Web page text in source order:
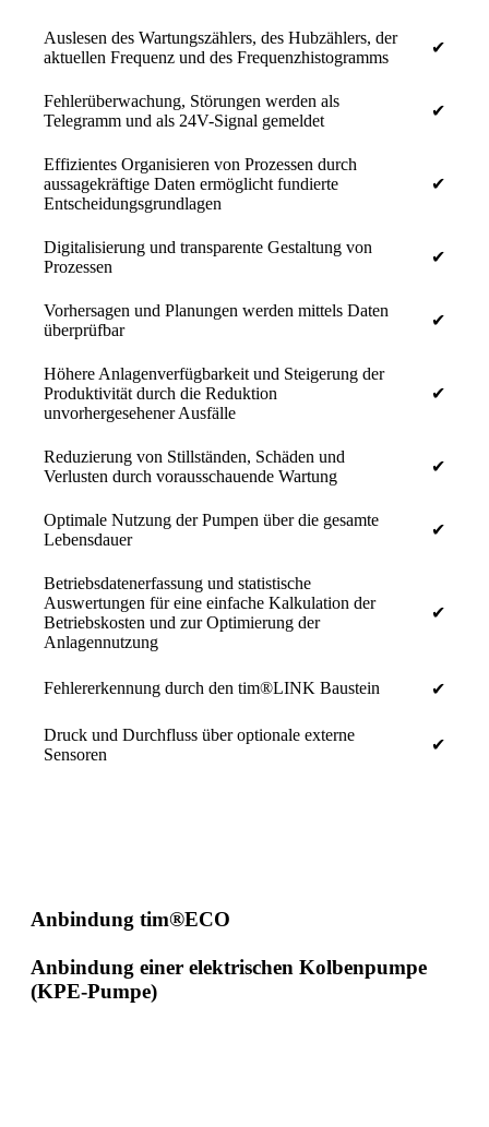
Auslesen des Wartungszählers, des Hubzählers, der
aktuellen Frequenz und des Frequenzhistogramms
✔
Fehlerüberwachung, Störungen werden als
Telegramm und als 24V-Signal gemeldet
✔
Effizientes Organisieren von Prozessen durch
aussagekräftige Daten ermöglicht fundierte
Entscheidungsgrundlagen
✔
Digitalisierung und transparente Gestaltung von
Prozessen
✔
Vorhersagen und Planungen werden mittels Daten
überprüfbar
✔
Höhere Anlagenverfügbarkeit und Steigerung der
Produktivität durch die Reduktion
unvorhergesehener Ausfälle
✔
Reduzierung von Stillständen, Schäden und
Verlusten durch vorausschauende Wartung
✔
Optimale Nutzung der Pumpen über die gesamte
Lebensdauer
✔
Betriebsdatenerfassung und statistische
Auswertungen für eine einfache Kalkulation der
Betriebskosten und zur Optimierung der
Anlagennutzung
✔
Fehlererkennung durch den tim®LINK Baustein ✔
Druck und Durchfluss über optionale externe
Sensoren
✔
Anbindung tim®ECO
Anbindung einer elektrischen Kolbenpumpe
(KPE-Pumpe)